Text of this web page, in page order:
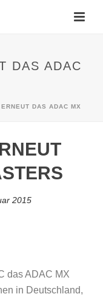
DAS ADAC
DAS ADAC MX
2015
das ADAC MX
in Deutschland,